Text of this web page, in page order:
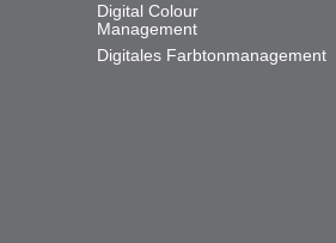
Digital Colour
Management
Digitales Farbtonmanagement